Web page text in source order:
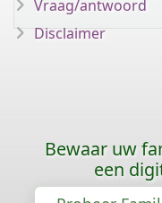
Vraag/antwoord
Disclaimer
Bewaar uw
een